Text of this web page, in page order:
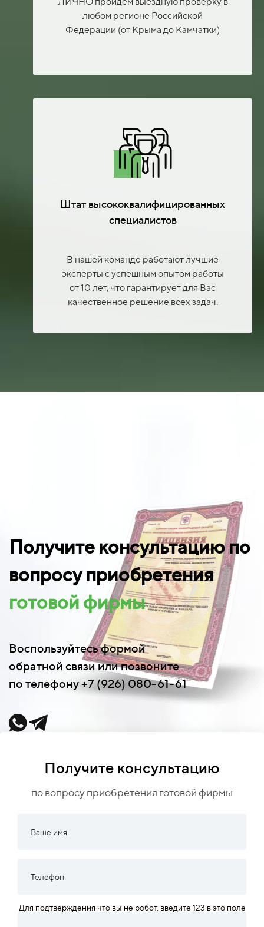
любом регионе Российской
Федерации (от Крыма до Камчатки)
Штат высококвалифицированных
специалистов
В нашей команде работают лучшие
эксперты с успешным опытом работы
от 10 лет, что гарантирует для Вас
качественное решение всех задач.
Получите консультацию по
вопросу приобретения
готовой фирмы
Воспользуйтесь формой
обратной связи или позвоните
по телефону +7 (926) 080-61-61
Получите консультацию
по вопросу приобретения готовой фирмы
Для подтверждения что вы не робот, введите 123 в это поле